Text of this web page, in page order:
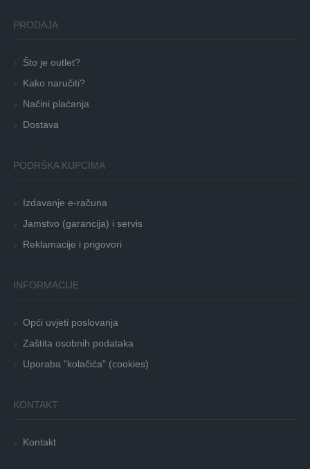
PRODAJA
Što je outlet?
Kako naručiti?
Načini plaćanja
Dostava
PODRŠKA KUPCIMA
Izdavanje e-računa
Jamstvo (garancija) i servis
Reklamacije i prigovori
INFORMACIJE
Opći uvjeti poslovanja
Zaštita osobnih podataka
Uporaba "kolačića" (cookies)
KONTAKT
Kontakt